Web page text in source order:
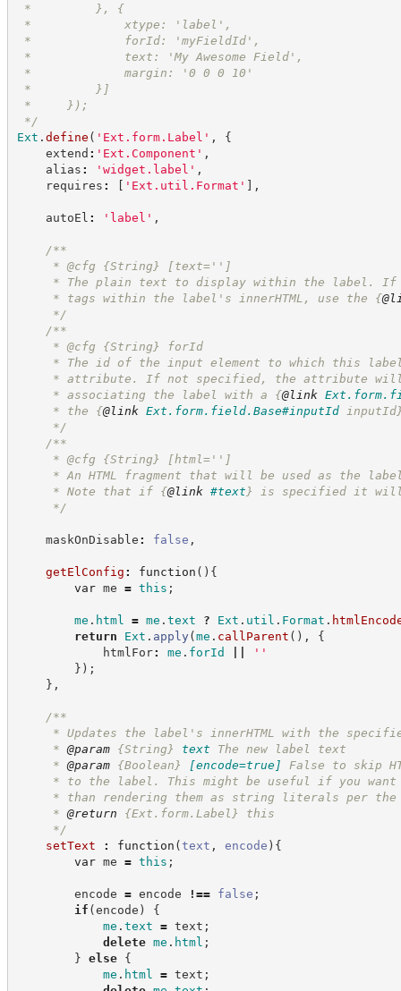
*         }, {
*             xtype: 'label',
*             forId: 'myFieldId',
*             text: 'My Awesome Field',
*             margin: '0 0 0 10'
*         }]
*     });
*/
Ext . define ( ' Ext.form.Label ' ,
{
extend : ' Ext.Component ' ,
alias : ' widget.label ' ,
requires : [ ' Ext.util.Format ' ] ,
autoEl : ' label ' ,
/**
* @cfg {String}
[text='']
* The plain text to display within the label. If
* tags within the label's innerHTML, use the {
*/
/**
* @cfg {String}
forId
* The id of the input element to which this label
* attribute. If not specified, the attribute will not
* associating the label with a {@link
* the {@link Ext.form.field.Base#inputId
*/
/**
* @cfg {String}
[html='']
* An HTML fragment that will be used as the
* Note that if {@link #text } is specified it will
*/
maskOnDisable : false ,
getElConfig : function ( ) {
var me = this ;
me . html = me . text ? Ext . util . Format .
return
Ext . apply (me . callParent ( ) ,
{
htmlFor: me . forId ' '
} ) ;
} ,
/**
* Updates the label's innerHTML with the
* @param {String} text
The new label text
* @param {Boolean} [encode=true]
False to skip
* to the label. This might be useful if you want
* than rendering them as string literals per the
* @return {Ext.form.Label}
this
*/
setText
: function (text , encode ) {
var me = this ;
encode = encode !== false ;
if (encode )
{
me . text = text ;
delete me . html ;
} else
{
me . html = text ;